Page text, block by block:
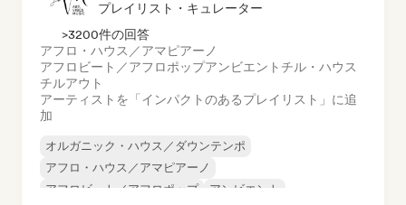
プレイリスト・キュレーター
>3200件の回答
アフロ・ハウス／アマピアーノ
アフロビート／アフロポップアンビエント チル・ハウス
チルアウト
アーティストを「インパクトのあるプレイリスト」に追
加
オルガニック・ハウス／ダウンテンポ
アフロ・ハウス／アマピアーノ
アフロビート／アフロポップ
アンビエント